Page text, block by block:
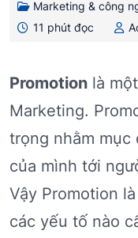
Marketing & công
11 phút đọc
Promotion là
Marketing.
trọng nhằm mục
của mình tới
Vậy Promotion
các yếu tố nào